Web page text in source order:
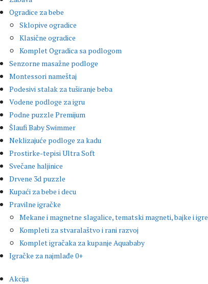
Ogradice za bebe
Sklopive ogradice
Klasične ogradice
Komplet Ogradica sa podlogom
Senzorne masažne podloge
Montessori nameštaj
Podesivi stalak za tuširanje beba
Vodene podloge za igru
Podne puzzle Premijum
Šlaufi Baby Swimmer
Neklizajuće podloge za kadu
Prostirke-tepisi Ultra Soft
Svečane haljinice
Drvene 3d puzzle
Kupaći za bebe i decu
Pravilne igračke
Mekane i magnetne slagalice, tematski magneti, bajke i igre
Kompleti za stvaralaštvo i rani razvoj
Komplet igračaka za kupanje Aquababy
Igračke za najmlađe 0+
Akcija